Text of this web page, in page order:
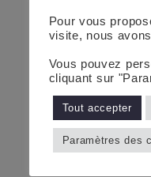
Pour vous
visite, nous
Vous pouvez
cliquant sur
Tout accepter
Paramètres des